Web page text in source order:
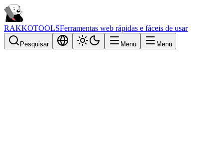
RAKKOTOOLSFerramentas web rápidas e fáceis de usar
Pesquisar Menu Menu